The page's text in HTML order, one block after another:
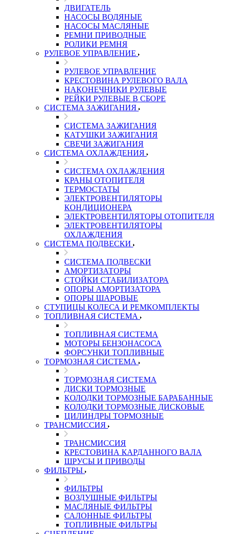
ДВИГАТЕЛЬ
НАСОСЫ ВОДЯНЫЕ
НАСОСЫ МАСЛЯНЫЕ
РЕМНИ ПРИВОДНЫЕ
РОЛИКИ РЕМНЯ
РУЛЕВОЕ УПРАВЛЕНИЕ
РУЛЕВОЕ УПРАВЛЕНИЕ
КРЕСТОВИНА РУЛЕВОГО ВАЛА
НАКОНЕЧНИКИ РУЛЕВЫЕ
РЕЙКИ РУЛЕВЫЕ В СБОРЕ
СИСТЕМА ЗАЖИГАНИЯ
СИСТЕМА ЗАЖИГАНИЯ
КАТУШКИ ЗАЖИГАНИЯ
СВЕЧИ ЗАЖИГАНИЯ
СИСТЕМА ОХЛАЖДЕНИЯ
СИСТЕМА ОХЛАЖДЕНИЯ
КРАНЫ ОТОПИТЕЛЯ
ТЕРМОСТАТЫ
ЭЛЕКТРОВЕНТИЛЯТОРЫ
КОНДИЦИОНЕРА
ЭЛЕКТРОВЕНТИЛЯТОРЫ ОТОПИТЕЛЯ
ЭЛЕКТРОВЕНТИЛЯТОРЫ
ОХЛАЖДЕНИЯ
СИСТЕМА ПОДВЕСКИ
СИСТЕМА ПОДВЕСКИ
АМОРТИЗАТОРЫ
СТОЙКИ СТАБИЛИЗАТОРА
ОПОРЫ АМОРТИЗАТОРА
ОПОРЫ ШАРОВЫЕ
СТУПИЦЫ КОЛЕСА И РЕМКОМПЛЕКТЫ
ТОПЛИВНАЯ СИСТЕМА
ТОПЛИВНАЯ СИСТЕМА
МОТОРЫ БЕНЗОНАСОСА
ФОРСУНКИ ТОПЛИВНЫЕ
ТОРМОЗНАЯ СИСТЕМА
ТОРМОЗНАЯ СИСТЕМА
ДИСКИ ТОРМОЗНЫЕ
КОЛОДКИ ТОРМОЗНЫЕ БАРАБАННЫЕ
КОЛОДКИ ТОРМОЗНЫЕ ДИСКОВЫЕ
ЦИЛИНДРЫ ТОРМОЗНЫЕ
ТРАНСМИССИЯ
ТРАНСМИССИЯ
КРЕСТОВИНА КАРДАННОГО ВАЛА
ШРУСЫ И ПРИВОДЫ
ФИЛЬТРЫ
ФИЛЬТРЫ
ВОЗДУШНЫЕ ФИЛЬТРЫ
МАСЛЯНЫЕ ФИЛЬТРЫ
САЛОННЫЕ ФИЛЬТРЫ
ТОПЛИВНЫЕ ФИЛЬТРЫ